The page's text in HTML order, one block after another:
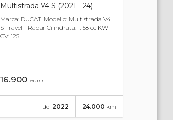
Multistrada V4 S (2021 - 24)
Marca: DUCATI Modello: Multistrada V4
S Travel - Radar Cilindrata: 1.158 cc KW-
CV: 125 ...
16.900euro
24.000 km
del 2022